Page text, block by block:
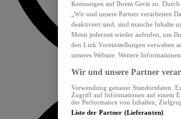
Kennungen auf Ihrem Gerät zu.
„Wir und unsere Partner verarbeiten
deaktiviert sind, sind manche Inhalte
Menü jederzeit wieder aufrufen, um
den Link Voreinstellungen verwalten
unseres Website. Weitere
Wir und unsere Partner
Verwendung genauer Standortdaten.
Zugriff auf Informationen auf einem
der Performance von Inhalten,
Liste der Partner (Lieferanten)